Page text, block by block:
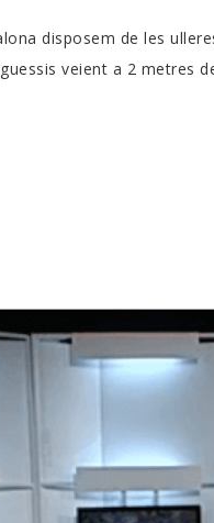
disposem de les
veient a 2 metres